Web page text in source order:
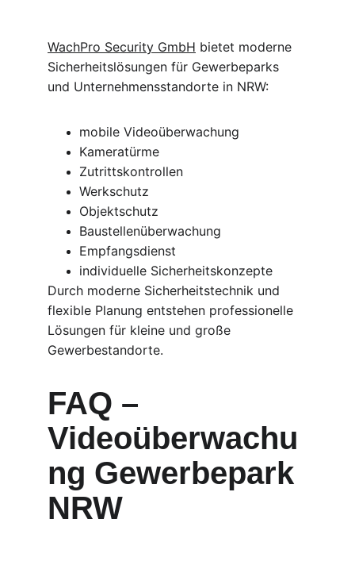
WachPro Security GmbH bietet moderne
Sicherheitslösungen für Gewerbeparks
und Unternehmensstandorte in NRW:
mobile Videoüberwachung
Kameratürme
Zutrittskontrollen
Werkschutz
Objektschutz
Baustellenüberwachung
Empfangsdienst
individuelle Sicherheitskonzepte
Durch moderne Sicherheitstechnik und
flexible Planung entstehen professionelle
Lösungen für kleine und große
Gewerbestandorte.
FAQ –
Videoüberwachu
ng Gewerbepark
NRW